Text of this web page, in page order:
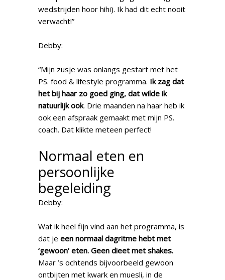
wedstrijden hoor hihi). Ik had dit echt nooit
verwacht!”
Debby:
“Mijn zusje was onlangs gestart met het
PS. food & lifestyle programma. Ik zag dat
het bij haar zo goed ging, dat wilde ik
natuurlijk ook. Drie maanden na haar heb ik
ook een afspraak gemaakt met mijn PS.
coach. Dat klikte meteen perfect!
Normaal eten en
persoonlijke
begeleiding
Debby:
Wat ik heel fijn vind aan het programma, is
dat jeeen normaal dagritme hebt met
‘gewoon’ eten. Geen dieet met shakes.
Maar ’s ochtends bijvoorbeeld gewoon
ontbijten met kwark en muesli, in de